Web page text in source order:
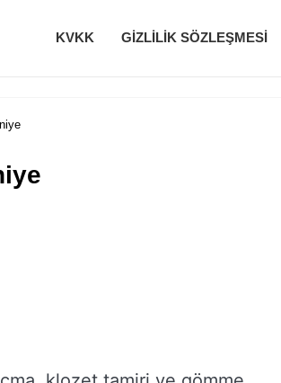
KVKK GIZLILIK SÖZLEŞMESI